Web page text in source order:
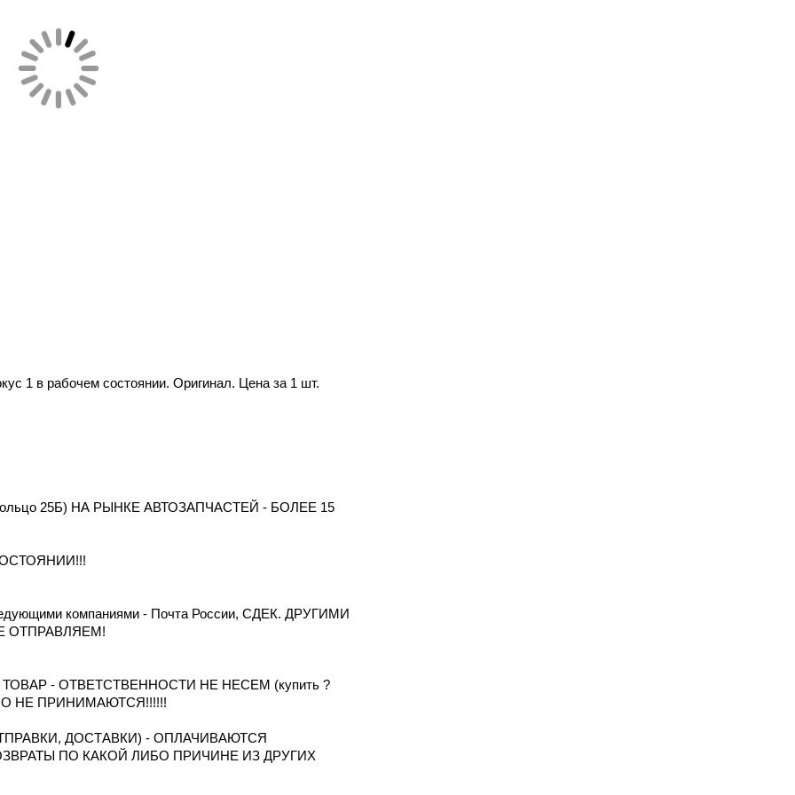
1 в рабочем состоянии. Оригинал. Цена за 1 шт.
25Б) НА РЫНКЕ АВТОЗАПЧАСТЕЙ - БОЛЕЕ 15
компаниями - Почта России, СДЕК. ДРУГИМИ
ОТПРАВЛЯЕМ!
- ОТВЕТСТВЕННОСТИ НЕ НЕСЕМ (купить ?
НЕ ПРИНИМАЮТСЯ!!!!!!
ДОСТАВКИ) - ОПЛАЧИВАЮТСЯ
ПО КАКОЙ ЛИБО ПРИЧИНЕ ИЗ ДРУГИХ